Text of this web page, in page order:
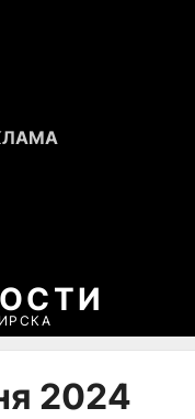
2024